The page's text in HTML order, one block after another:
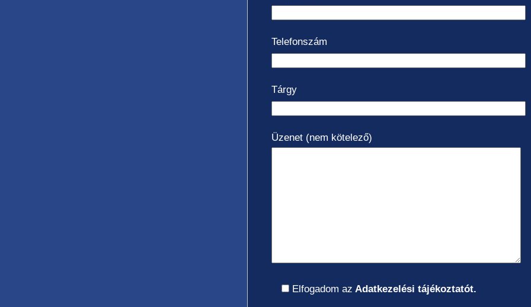
Telefonszám
Tárgy
Üzenet (nem kötelező)
Elfogadom az Adatkezelési tájékoztatót.